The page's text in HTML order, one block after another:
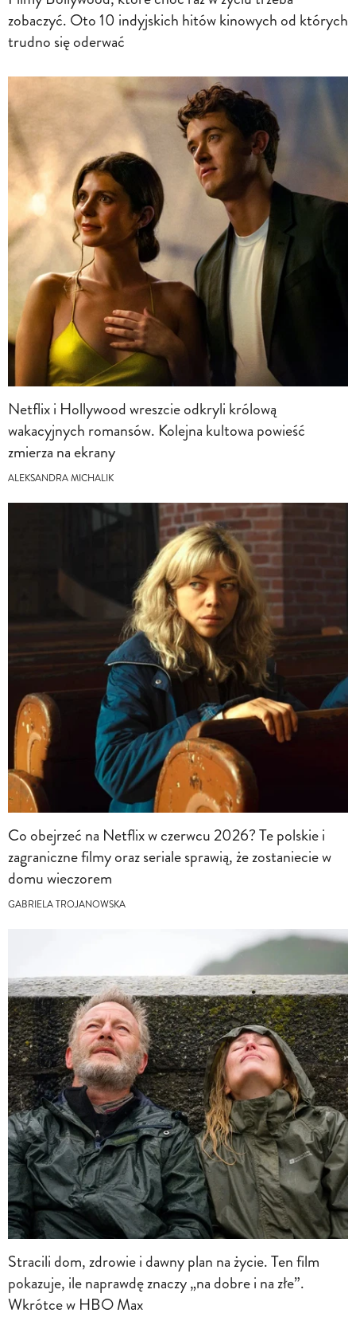
zobaczyć. Oto 10 indyjskich hitów kinowych od których
trudno się oderwać
Netflix i Hollywood wreszcie odkryli królową
wakacyjnych romansów. Kolejna kultowa powieść
zmierza na ekrany
ALEKSANDRA MICHALIK
Co obejrzeć na Netflix w czerwcu 2026? Te polskie i
zagraniczne filmy oraz seriale sprawią, że zostaniecie w
domu wieczorem
GABRIELA TROJANOWSKA
Stracili dom, zdrowie i dawny plan na życie. Ten film
pokazuje, ile naprawdę znaczy „na dobre i na złe”.
Wkrótce w HBO Max